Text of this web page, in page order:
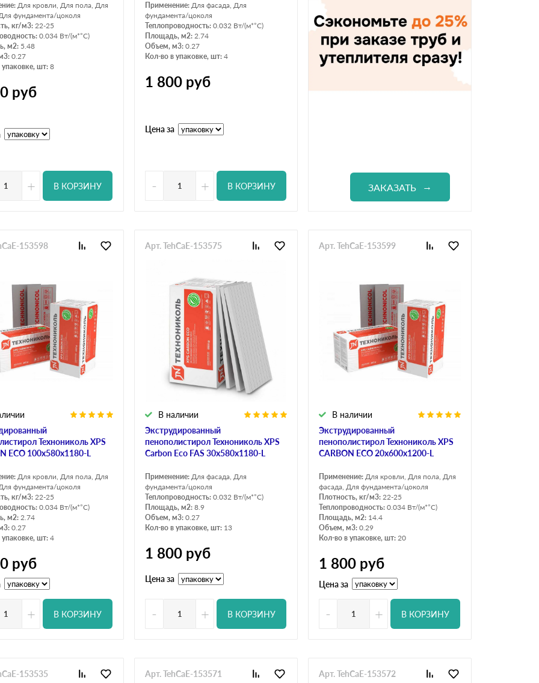
Для кровли, Для пола, Для
фундамента/цоколя
кг/м3: 22-25
0.034 Вт/(м*°C)
м2: 5.48
0.27
упаковке, шт: 8
руб
+ В КОРЗИНУ
Применение: Для фасада, Для
фундамента/цоколя
Теплопроводность: 0.032 Вт/(м*°C)
Площадь, м2: 2.74
Объем, м3: 0.27
Кол-во в упаковке, шт: 4
1 800 руб
Цена за
- + В КОРЗИНУ ЗАКАЗАТЬ
Технониколь XPS
ECO 100х580х1180-L
153598
Для кровли, Для пола, Для
фундамента/цоколя
кг/м3: 22-25
0.034 Вт/(м*°C)
м2:2.74
0.27
упаковке, шт: 4
руб
+ В КОРЗИНУ
Экструдированный
пенополистирол Технониколь XPS
Carbon Eco FAS 30х580х1180-L
В наличии
Арт. TehCaE-153575
Применение: Для фасада, Для
фундамента/цоколя
Теплопроводность: 0.032 Вт/(м*°C)
Площадь, м2: 8.9
Объем, м3: 0.27
Кол-во в упаковке, шт: 13
1 800 руб
Цена за
- + В КОРЗИНУ
Экструдированный
пенополистирол Технониколь XPS
CARBON ECO 20х600х1200-L
В наличии
Арт. TehCaE-153599
Применение: Для кровли, Для пола, Для
фасада, Для фундамента/цоколя
Плотность, кг/м3: 22-25
Теплопроводность: 0.034 Вт/(м*°C)
Площадь, м2: 14.4
Объем, м3: 0.29
Кол-во в упаковке, шт: 20
1 800 руб
Цена за
- + В КОРЗИНУ
153535 Арт. TehCaE-153571 Арт. TehCaE-153572